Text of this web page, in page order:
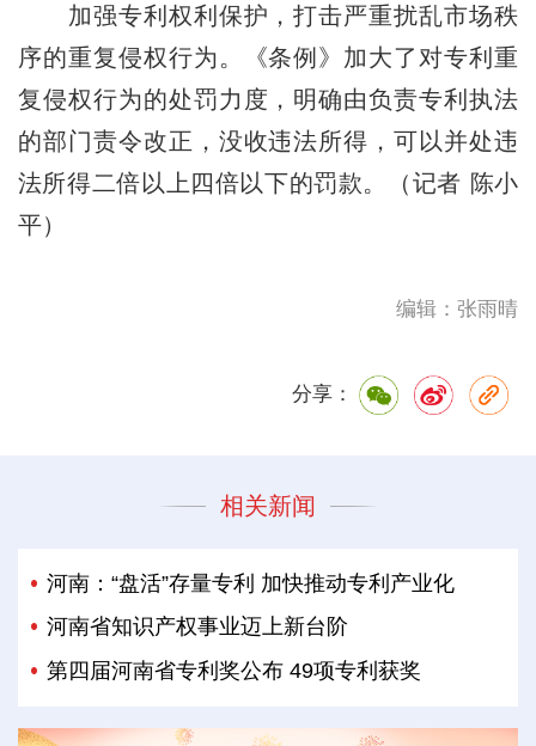
加强专利权利保护，打击严重扰乱市场秩
序的重复侵权行为。《条例》加大了对专利重
复侵权行为的处罚力度，明确由负责专利执法
的部门责令改正，没收违法所得，可以并处违
法所得二倍以上四倍以下的罚款。（记者 陈小
平）
编辑：张雨晴
分享：
相关新闻
河南：“盘活”存量专利 加快推动专利产业化
河南省知识产权事业迈上新台阶
第四届河南省专利奖公布 49项专利获奖